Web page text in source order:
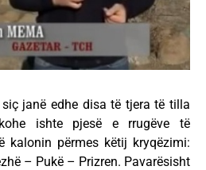
janë edhe disa të tjera të tilla
ishte pjesë e rrugëve të
kalonin përmes këtij kryqëzimi:
– Pukë – Prizren. Pavarësisht